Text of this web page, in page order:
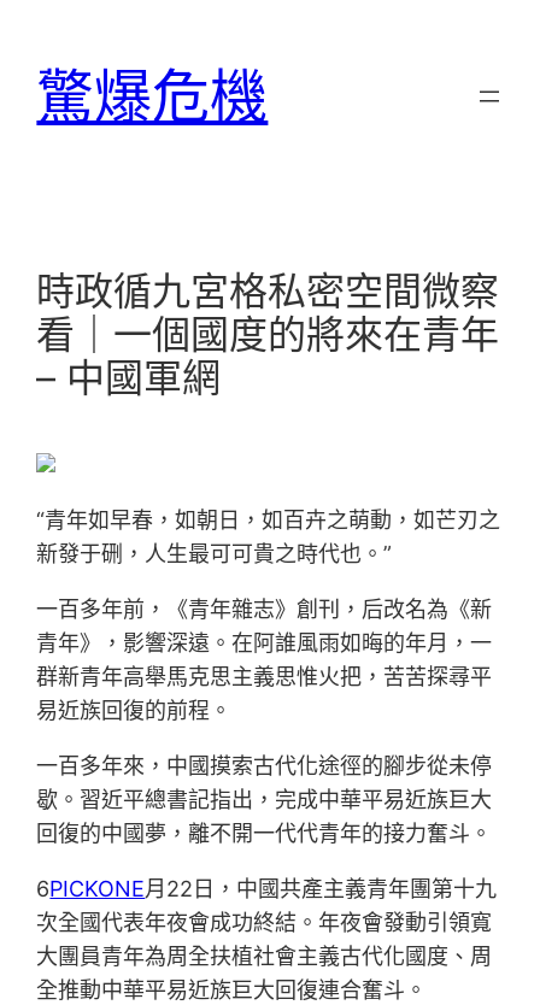
驚爆危機
時政循九宮格私密空間微察
看｜一個國度的將來在青年
– 中國軍網
“青年如早春，如朝日，如百卉之萌動，如芒刃之
新發于硎，人生最可可貴之時代也。”
一百多年前，《青年雜志》創刊，后改名為《新
青年》，影響深遠。在阿誰風雨如晦的年月，一
群新青年高舉馬克思主義思惟火把，苦苦探尋平
易近族回復的前程。
一百多年來，中國摸索古代化途徑的腳步從未停
歇。習近平總書記指出，完成中華平易近族巨大
回復的中國夢，離不開一代代青年的接力奮斗。
6PICKONE月22日，中國共產主義青年團第十九
次全國代表年夜會成功終結。年夜會發動引領寬
大團員青年為周全扶植社會主義古代化國度、周
全推動中華平易近族巨大回復連合奮斗。